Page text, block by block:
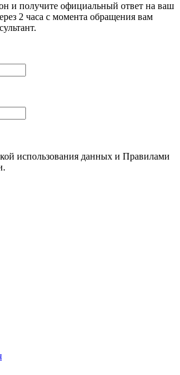
и получите официальный ответ на ваш
2 часа с момента обращения вам
использования данных и Правилами